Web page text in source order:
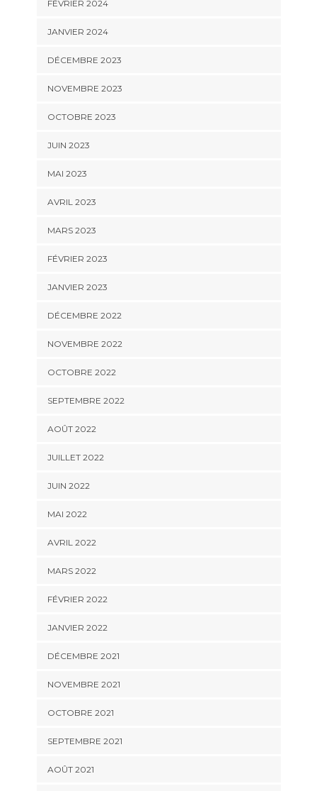
FÉVRIER 2024
JANVIER 2024
DÉCEMBRE 2023
NOVEMBRE 2023
OCTOBRE 2023
JUIN 2023
MAI 2023
AVRIL 2023
MARS 2023
FÉVRIER 2023
JANVIER 2023
DÉCEMBRE 2022
NOVEMBRE 2022
OCTOBRE 2022
SEPTEMBRE 2022
AOÛT 2022
JUILLET 2022
JUIN 2022
MAI 2022
AVRIL 2022
MARS 2022
FÉVRIER 2022
JANVIER 2022
DÉCEMBRE 2021
NOVEMBRE 2021
OCTOBRE 2021
SEPTEMBRE 2021
AOÛT 2021